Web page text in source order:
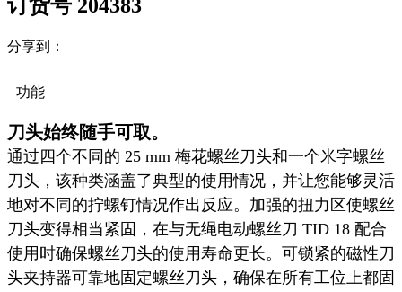
订货号 204383
分享到：
功能
刀头始终随手可取。
通过四个不同的 25 mm 梅花螺丝刀头和一个米字螺丝
刀头，该种类涵盖了典型的使用情况，并让您能够灵活
地对不同的拧螺钉情况作出反应。加强的扭力区使螺丝
刀头变得相当紧固，在与无绳电动螺丝刀 TID 18 配合
使用时确保螺丝刀头的使用寿命更长。可锁紧的磁性刀
头夹持器可靠地固定螺丝刀头，确保在所有工位上都固